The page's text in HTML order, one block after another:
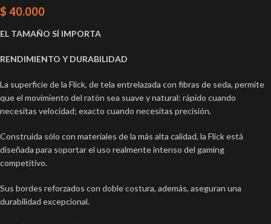
$ 40.000
EL TAMAÑO SÍ IMPORTA
RENDIMIENTO Y DURABILIDAD
La superficie de la Flick, de tela entrelazada con fibras de seda, permite
que el movimiento del ratón sea suave y natural: rápido cuando
necesitas velocidad; exacto cuando necesitas precisión.
Construida sólo con materiales de la más alta calidad, la Flick está
diseñada para soportar el uso realmente intenso del gaming
competitivo.
Sus bordes reforzados con doble costura, además, aseguran una
durabilidad excepcional.